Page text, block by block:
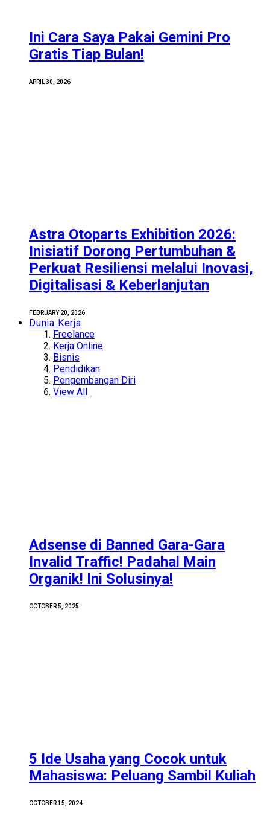
Ini Cara Saya Pakai Gemini Pro
Gratis Tiap Bulan!
APRIL 30, 2026
Astra Otoparts Exhibition 2026:
Inisiatif Dorong Pertumbuhan &
Perkuat Resiliensi melalui Inovasi,
Digitalisasi & Keberlanjutan
FEBRUARY 20, 2026
Dunia Kerja
Freelance
Kerja Online
Bisnis
Pendidikan
Pengembangan Diri
View All
Adsense di Banned Gara-Gara
Invalid Traffic! Padahal Main
Organik! Ini Solusinya!
OCTOBER 5, 2025
5 Ide Usaha yang Cocok untuk
Mahasiswa: Peluang Sambil Kuliah
OCTOBER 15, 2024